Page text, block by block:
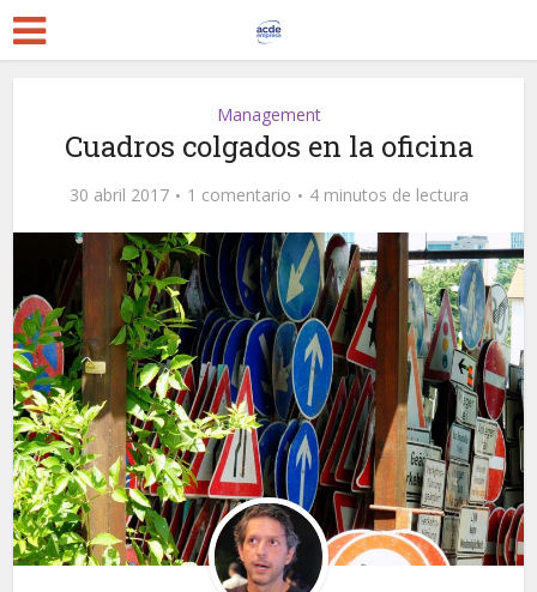
Management
Cuadros colgados en la oficina
30 abril 2017 1 comentario 4 minutos de lectura